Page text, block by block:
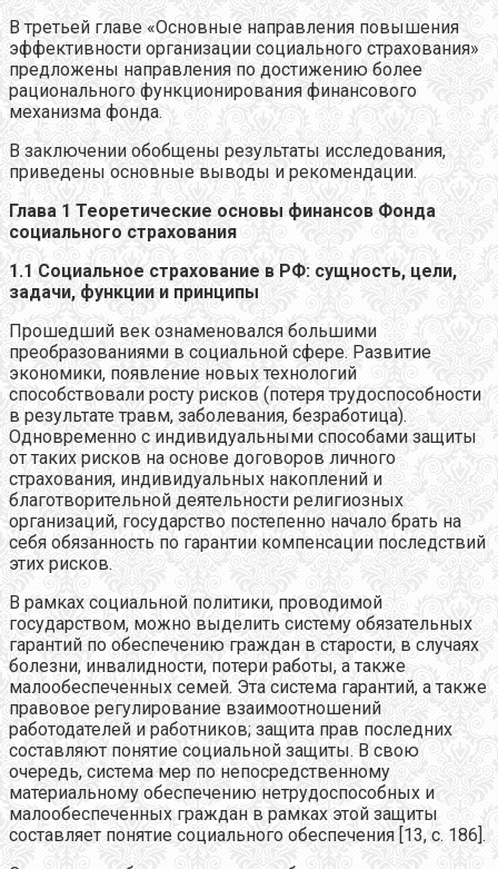
В третьей главе «Основные направления повышения
эффективности организации социального страхования»
предложены направления по достижению более
рационального функционирования финансового
механизма фонда.
В заключении обобщены результаты исследования,
приведены основные выводы и рекомендации.
Глава 1 Теоретические основы финансов Фонда
социального страхования
1.1 Социальное страхование в РФ: сущность, цели,
задачи, функции и принципы
Прошедший век ознаменовался большими
преобразованиями в социальной сфере. Развитие
экономики, появление новых технологий
способствовали росту рисков (потеря трудоспособности
в результате травм, заболевания, безработица).
Одновременно с индивидуальными способами защиты
от таких рисков на основе договоров личного
страхования, индивидуальных накоплений и
благотворительной деятельности религиозных
организаций, государство постепенно начало брать на
себя обязанность по гарантии компенсации последствий
этих рисков.
В рамках социальной политики, проводимой
государством, можно выделить систему обязательных
гарантий по обеспечению граждан в старости, в случаях
болезни, инвалидности, потери работы, а также
малообеспеченных семей. Эта система гарантий, а также
правовое регулирование взаимоотношений
работодателей и работников; защита прав последних
составляют понятие социальной защиты. В свою
очередь, система мер по непосредственному
материальному обеспечению нетрудоспособных и
малообеспеченных граждан в рамках этой защиты
составляет понятие социального обеспечения [13, c. 186].